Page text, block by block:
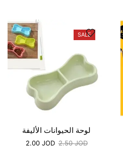
SALE
لوحة الحيوانات الأليفة
2.50JOD
2.00 JOD